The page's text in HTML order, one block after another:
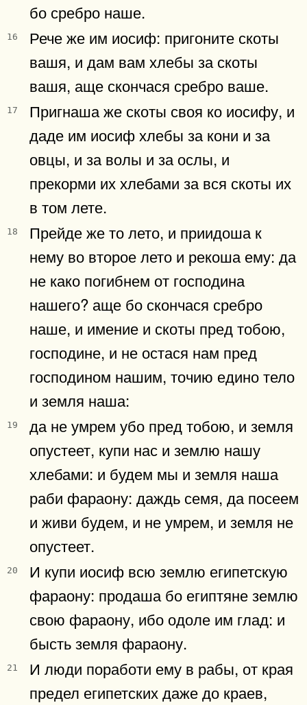
бо сребро наше.
16
Рече же им иосиф: пригоните скоты
вашя, и дам вам хлебы за скоты
вашя, аще скончася сребро ваше.
17
Пригнаша же скоты своя ко иосифу, и
даде им иосиф хлебы за кони и за
овцы, и за волы и за ослы, и
прекорми их хлебами за вся скоты их
в том лете.
18
Прейде же то лето, и приидоша к
нему во второе лето и рекоша ему: да
не како погибнем от господина
нашего? аще бо скончася сребро
наше, и имение и скоты пред тобою,
господине, и не остася нам пред
господином нашим, точию едино тело
и земля наша:
19
да не умрем убо пред тобою, и земля
опустеет, купи нас и землю нашу
хлебами: и будем мы и земля наша
раби фараону: даждь семя, да посеем
и живи будем, и не умрем, и земля не
опустеет.
20
И купи иосиф всю землю египетскую
фараону: продаша бо египтяне землю
свою фараону, ибо одоле им глад: и
бысть земля фараону.
21
И люди поработи ему в рабы, от края
предел египетских даже до краев,